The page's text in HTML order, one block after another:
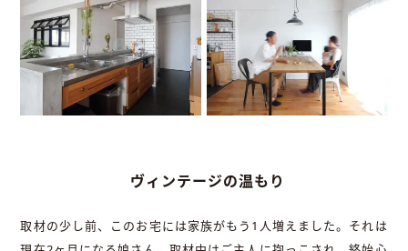
ヴィンテージの温もり
取材の少し前、このお宅には家族がもう1人増えました。それは